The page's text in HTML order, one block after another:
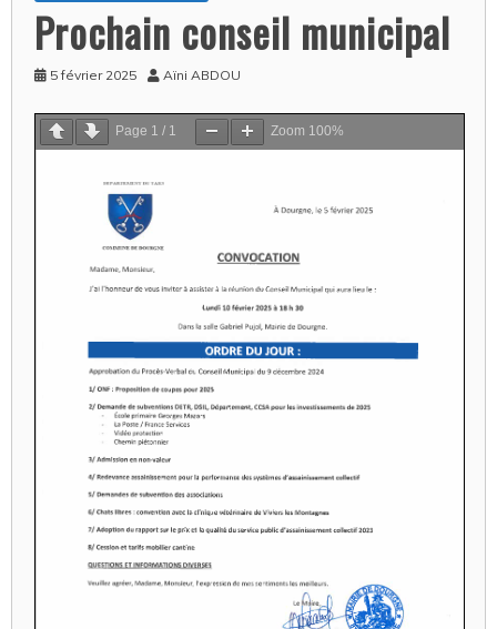
Prochain conseil municipal
5 février 2025 Aïni ABDOU
Page 1 / 1 Zoom 100%